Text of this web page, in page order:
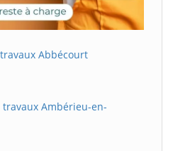
Abbécourt
Ambérieu-en-